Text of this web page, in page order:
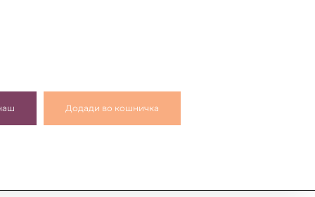
Додади во кошничка